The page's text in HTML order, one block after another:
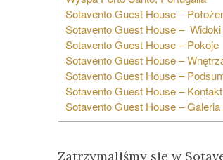
Sotavento Guest House –
Sotavento Guest House –
Sotavento Guest House – Pokoje
Sotavento Guest House –
Sotavento Guest House –
Sotavento Guest House – Kontakt
Sotavento Guest House – Galeria
Zatrzymaliśmy się w